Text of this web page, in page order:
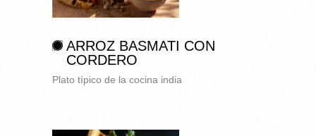
ARROZ BASMATI CON
CORDERO
Plato típico de la cocina india